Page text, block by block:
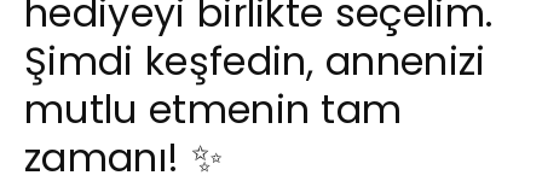
hediyeyi birlikte seçelim.
Şimdi keşfedin, annenizi
mutlu etmenin tam
zamanı! ✨